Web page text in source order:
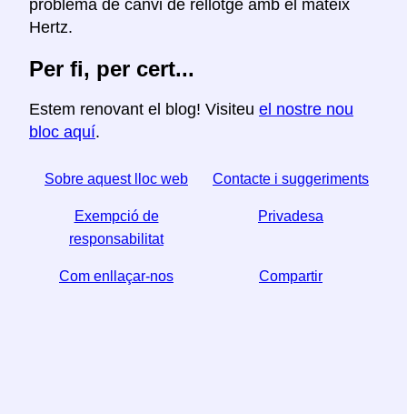
problema de canvi de rellotge amb el mateix
Hertz.
Per fi, per cert...
Estem renovant el blog! Visiteu el nostre nou
bloc aquí.
Sobre aquest lloc web Contacte i suggeriments
Exempció de
responsabilitat
Privadesa
Com enllaçar-nos Compartir